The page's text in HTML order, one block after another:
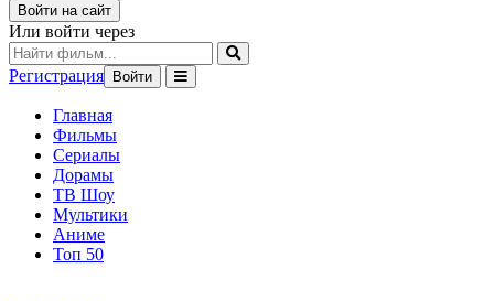
Войти на сайт
Или войти через
Регистрация Войти
Главная
Фильмы
Сериалы
Дорамы
ТВ Шоу
Мультики
Аниме
Топ 50